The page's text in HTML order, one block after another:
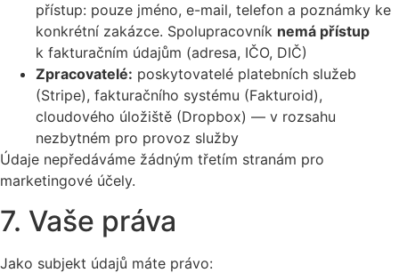
přístup: pouze jméno, e-mail, telefon a poznámky ke
konkrétní zakázce. Spolupracovník nemá přístup
k fakturačním údajům (adresa, IČO, DIČ)
Zpracovatelé: poskytovatelé platebních služeb
(Stripe), fakturačního systému (Fakturoid),
cloudového úložiště (Dropbox) — v rozsahu
nezbytném pro provoz služby
Údaje nepředáváme žádným třetím stranám pro
marketingové účely.
7. Vaše práva
Jako subjekt údajů máte právo: